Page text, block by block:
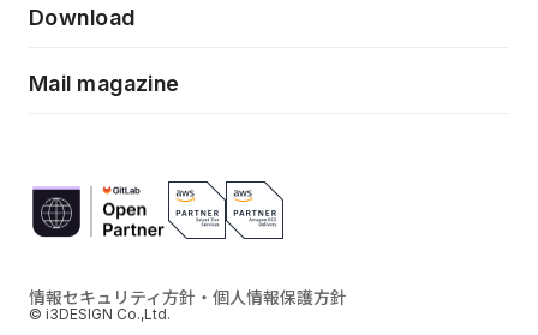
Download
Mail magazine
情報セキュリティ方針・個人情報保護方針
© i3DESIGN Co.,Ltd.